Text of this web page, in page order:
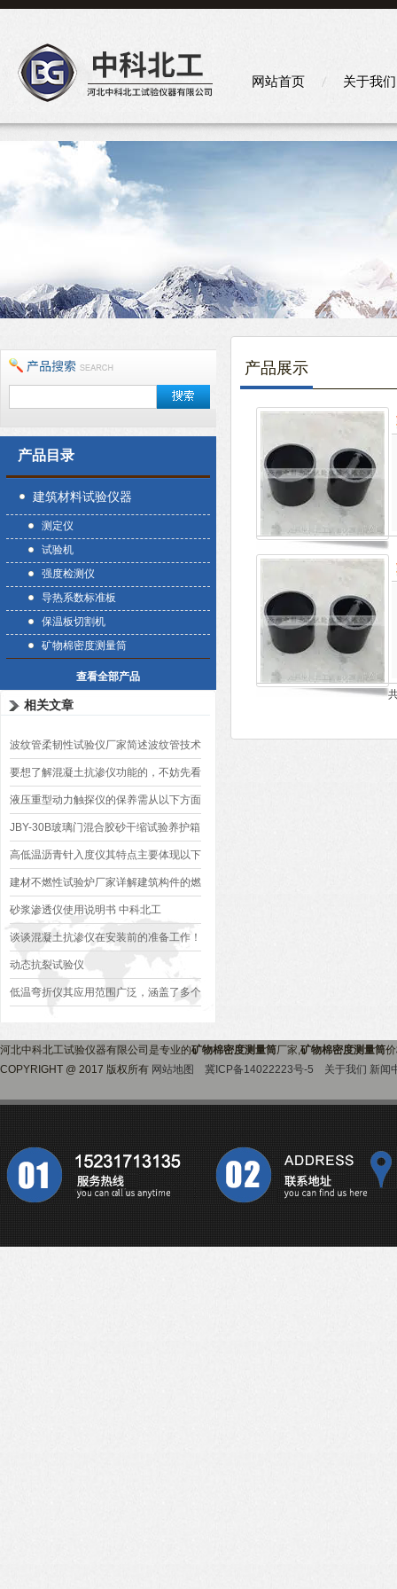
网站首页 关于我们
产品目录
建筑材料试验仪器
测定仪
试验机
强度检测仪
导热系数标准板
保温板切割机
矿物棉密度测量筒
查看全部产品
相关文章
波纹管柔韧性试验仪厂家简述波纹管技术
要求
要想了解混凝土抗渗仪功能的，不妨先看
看下文
液压重型动力触探仪的保养需从以下方面
入手
JBY-30B玻璃门混合胶砂干缩试验养护箱
工作原理与使用说明
高低温沥青针入度仪其特点主要体现以下
方面
建材不燃性试验炉厂家详解建筑构件的燃
烧性能
砂浆渗透仪使用说明书 中科北工
谈谈混凝土抗渗仪在安装前的准备工作！
动态抗裂试验仪
低温弯折仪其应用范围广泛，涵盖了多个
产品展示
河北中科北工试验仪器有限公司是专业的矿物棉密度测量筒厂家,矿物棉密度测量筒
COPYRIGHT @ 2017 版权所有 网站地图 冀ICP备14022223号-5 关于我们 新闻